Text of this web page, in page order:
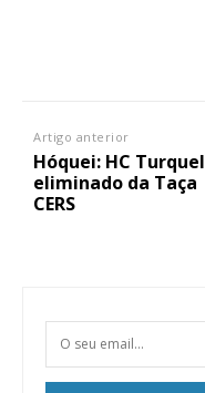
Artigo anterior
Hóquei: HC Turquel
eliminado da Taça
CERS